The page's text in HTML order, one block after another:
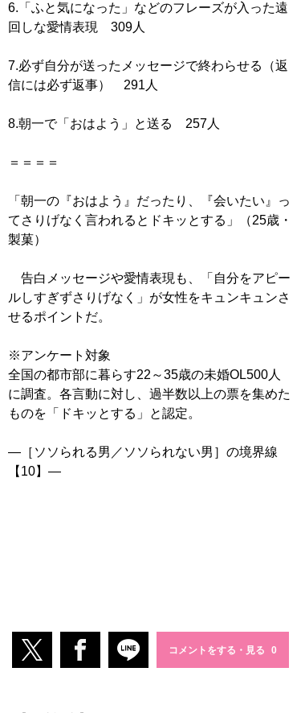
6.「ふと気になった」などのフレーズが入った遠
回しな愛情表現 309人
7.必ず自分が送ったメッセージで終わらせる（返
信には必ず返事） 291人
8.朝一で「おはよう」と送る 257人
＝＝＝＝
「朝一の『おはよう』だったり、『会いたい』っ
てさりげなく言われるとドキッとする」（25歳・
製菓）
告白メッセージや愛情表現も、「自分をアピー
ルしすぎずさりげなく」が女性をキュンキュンさ
せるポイントだ。
※アンケート対象
全国の都市部に暮らす22～35歳の未婚OL500人
に調査。各言動に対し、過半数以上の票を集めた
ものを「ドキッとする」と認定。
―［ソソられる男／ソソられない男］の境界線
【10】―
コメントをする・見る